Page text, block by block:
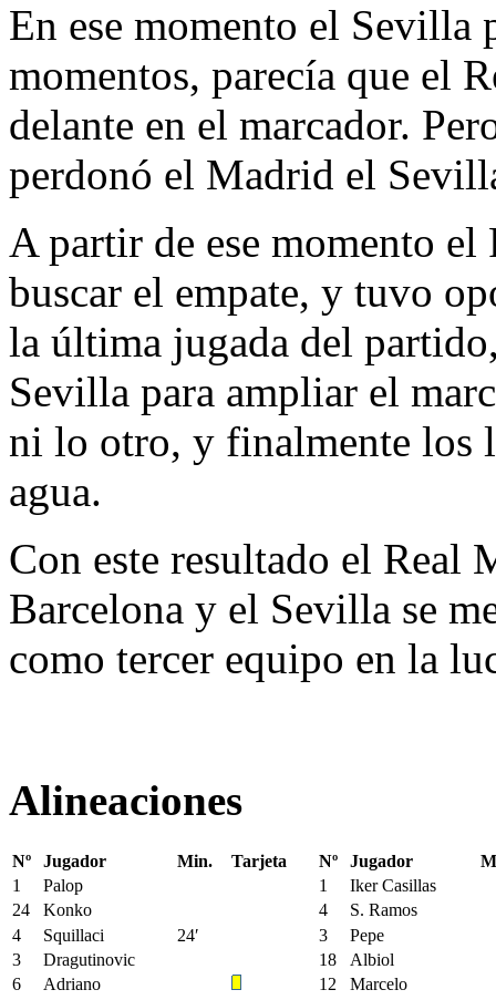
En ese momento el Sevilla
momentos, parecía que el
delante en el marcador.
perdonó el Madrid el
A partir de ese momento
buscar el empate, y tuvo
la última jugada del
Sevilla para ampliar el
ni lo otro, y finalmente los
agua.
Con este resultado el Real
Barcelona y el Sevilla se
como tercer equipo en la
Alineaciones
Nº Jugador Min. Tarjeta Nº Jugador
1
Palop 1
Iker Casillas
24
Konko 4
S. Ramos
4
Squillaci 24′ 3
Pepe
3
Dragutinovic 18
Albiol
6
Adriano 12
Marcelo